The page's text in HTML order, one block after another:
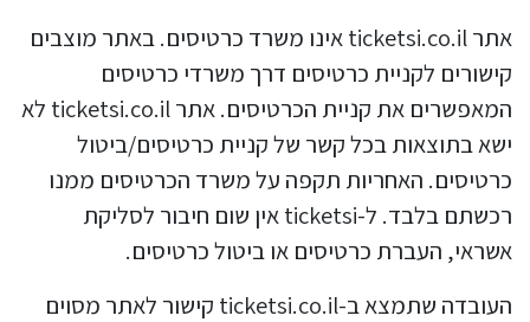
אתר ticketsi.co.il אינו משרד כרטיסים. באתר מוצבים
קישורים לקניית כרטיסים דרך משרדי כרטיסים
המאפשרים את קניית הכרטיסים. אתר ticketsi.co.il לא
ישא בתוצאות בכל קשר של קניית כרטיסים/ביטול
כרטיסים. האחריות תקפה על משרד הכרטיסים ממנו
רכשתם בלבד. ל-ticketsi אין שום חיבור לסליקת
אשראי, העברת כרטיסים או ביטול כרטיסים.
העובדה שתמצא ב-ticketsi.co.il קישור לאתר מסוים